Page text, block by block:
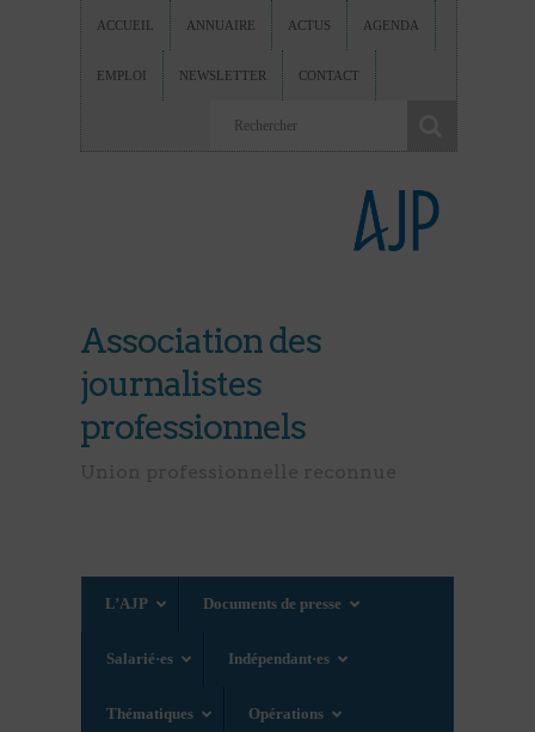
ACCUEIL ANNUAIRE ACTUS AGENDA
EMPLOI NEWSLETTER CONTACT
Association des
journalistes
professionnels
L’AJP Documents de presse
Salarié·es Indépendant·es
Thématiques Opérations